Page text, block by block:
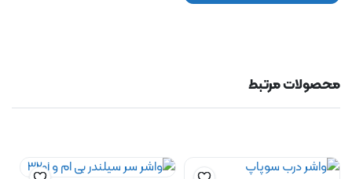
محصولات مرتبط